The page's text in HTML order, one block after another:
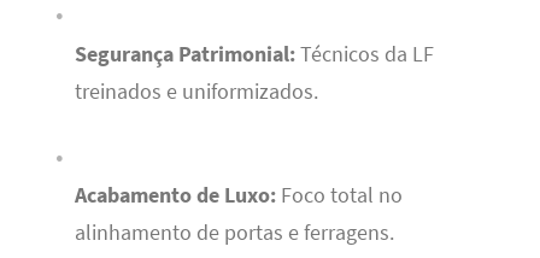
Segurança Patrimonial:Técnicos da LF
treinados e uniformizados.
Acabamento de Luxo:Foco total no
alinhamento de portas e ferragens.